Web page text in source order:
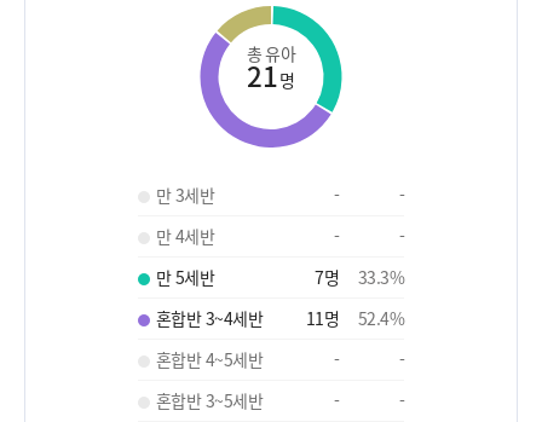
총 유아
21명
만 3세반 -
-
만 4세반
-
-
만 5세반
7명 33.3%
혼합반 3~4세반
11명 52.4%
혼합반 4~5세반
-
-
혼합반 3~5세반
-
-